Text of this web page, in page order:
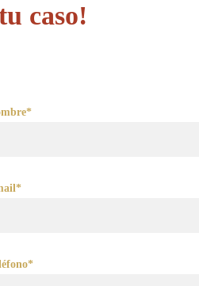
caso!